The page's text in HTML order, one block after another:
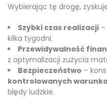
Wybierając tę drogę,
Szybki czas realizacji
kilka tygodni.
Przewidywalność
z optymalizacji zużycia
Bezpieczeństwo –
kontrolowanych
błędy ludzkie.